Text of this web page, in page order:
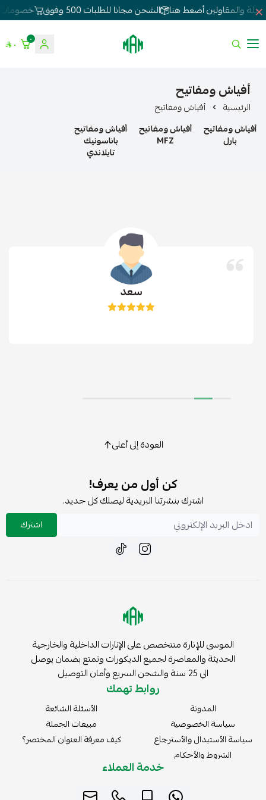
والمقاولين أضغط هنا الشحن مجانا للطلبات 500 وفوق خصومات
الموسى للإنارة
٠ ٠
أفياش ومفاتيح
الرئيسية
أفياش ومفاتيح
أفياش ومفاتيح
بارل
أفياش ومفاتيح
MFZ
أفياش ومفاتيح
باناسونيك
تايلاندي
سعد
العودة إلى أعلى
كن أول من يعرف!
اشترك بنشرتنا البريدية ليصلك كل جديد.
اشترك
الموسى للإنارة متتخصص على الإنارات الداخلية والخارجية
الحديثة والمعاصرة لجميع الديكورات وتمتع بضمان يوصل
الي 25 سنة والشحن السريع وأمان التوصيل
روابط تهمك
المدونة
سياسة الخصوصية
سياسة الأستبدال والأسترجاع
الشروط والأحكام
الأسئلة الشائعة
مبيعات الجملة
كيف معرفة العنوان المختصر؟
خدمة العملاء